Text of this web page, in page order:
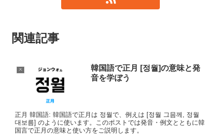
関連記事
ㅈ
韓国語で正月 [정월]の意味と発
音を学ぼう
正月 韓国語: 韓国語で正月は 정월で、例えは [정월 그믐께, 정월
대보름] のように使います。このポストでは発音・例文とともに韓
国言で正月の意味と使い方をご説明します。